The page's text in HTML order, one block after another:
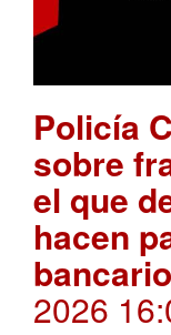
Policía
sobre
el que
hacen
2026